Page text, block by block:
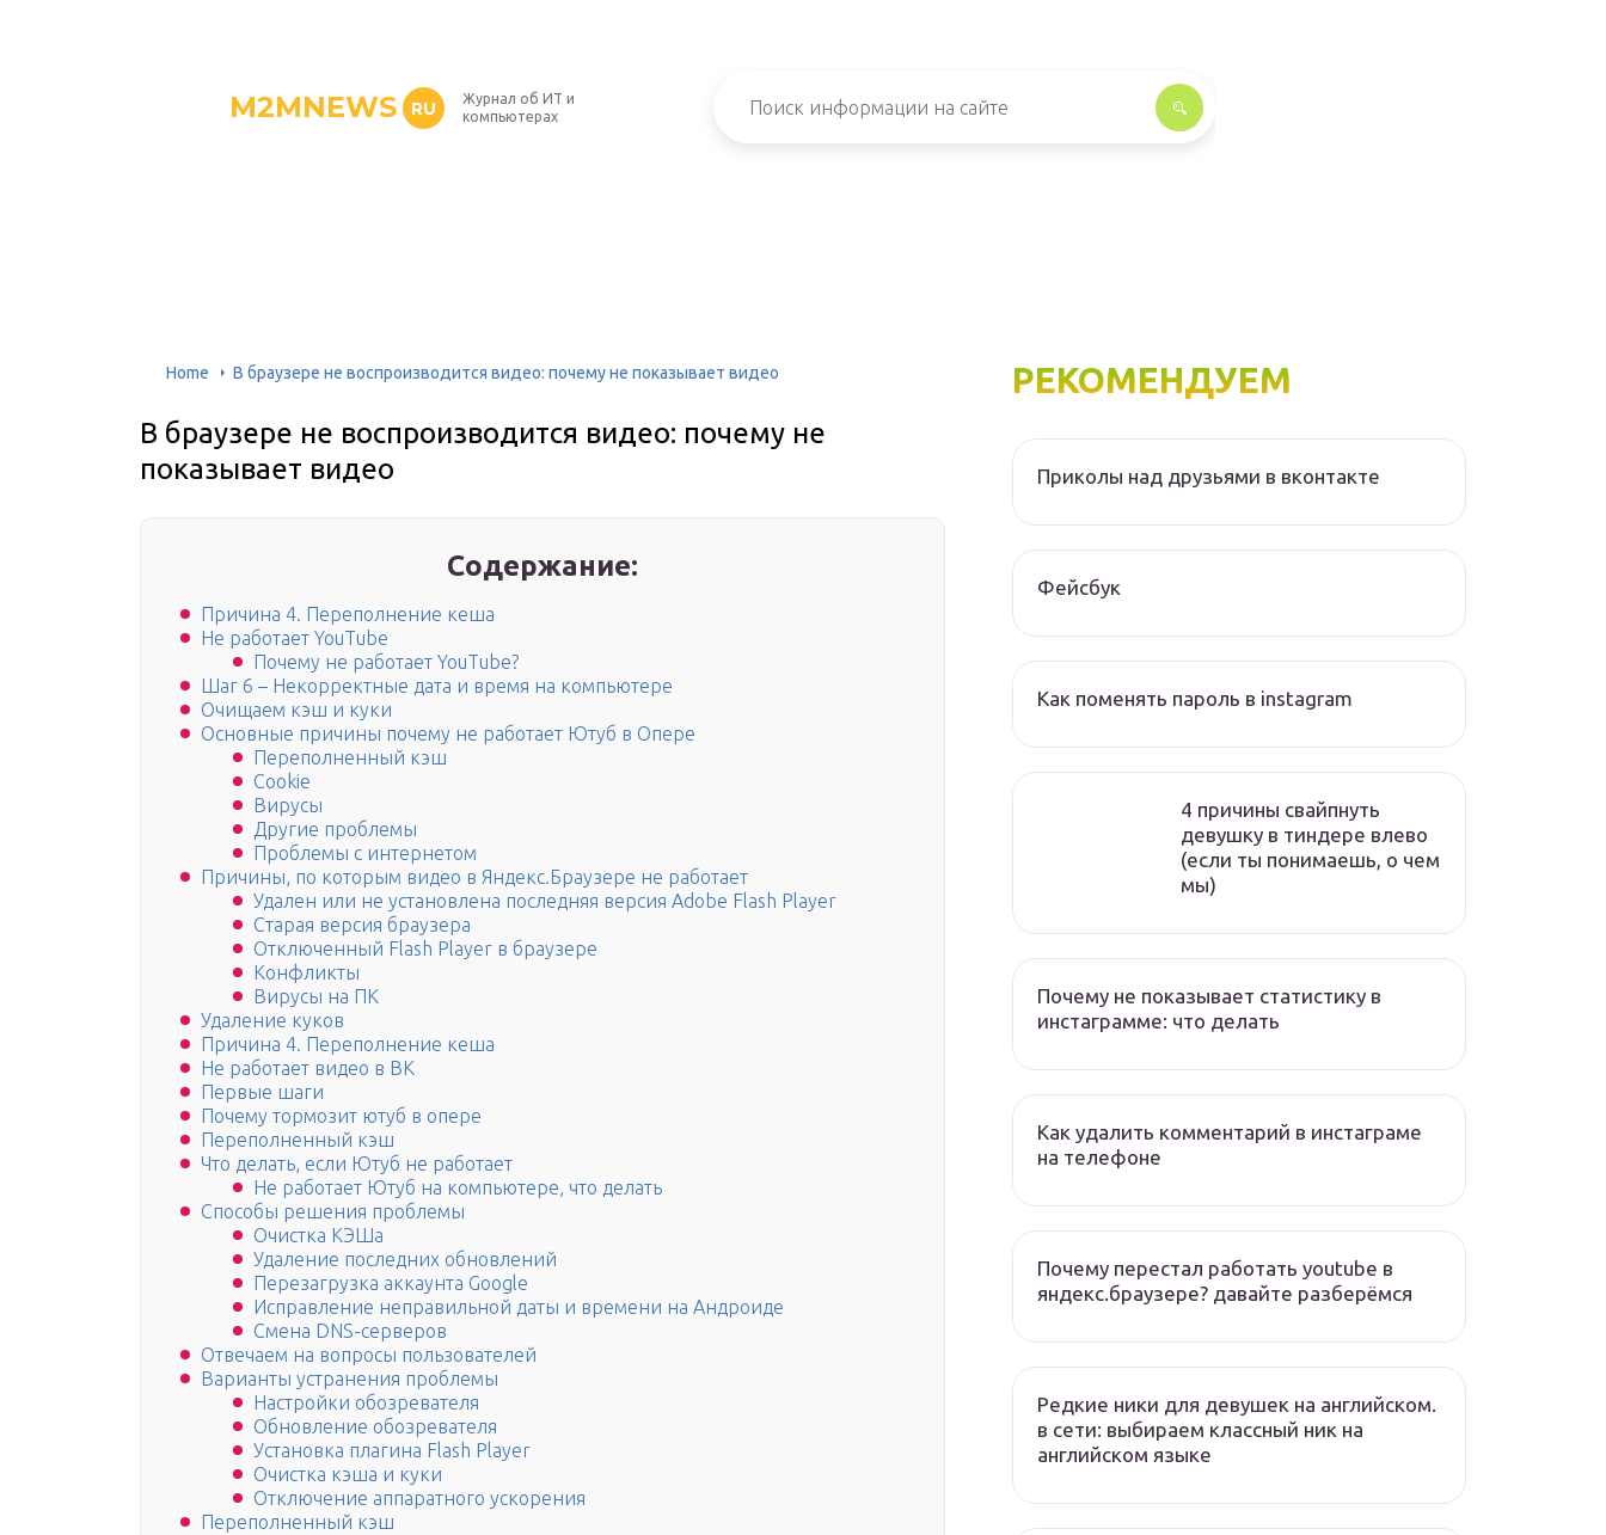
M2MNEWS RU
Журнал об ИТ и
компьютерах
Home В браузере не воспроизводится видео: почему не показывает видео
В браузере не воспроизводится видео: почему не
показывает видео
Содержание:
Причина 4. Переполнение кеша
Не работает YouTube
Почему не работает YouTube?
Шаг 6 – Некорректные дата и время на компьютере
Очищаем кэш и куки
Основные причины почему не работает Ютуб в Опере
Переполненный кэш
Cookie
Вирусы
Другие проблемы
Проблемы с интернетом
Причины, по которым видео в Яндекс.Браузере не работает
Удален или не установлена последняя версия Adobe Flash Player
Старая версия браузера
Отключенный Flash Player в браузере
Конфликты
Вирусы на ПК
Удаление куков
Причина 4. Переполнение кеша
Не работает видео в ВК
Первые шаги
Почему тормозит ютуб в опере
Переполненный кэш
Что делать, если Ютуб не работает
Не работает Ютуб на компьютере, что делать
Способы решения проблемы
Очистка КЭШа
Удаление последних обновлений
Перезагрузка аккаунта Google
Исправление неправильной даты и времени на Андроиде
Смена DNS-серверов
Отвечаем на вопросы пользователей
Варианты устранения проблемы
Настройки обозревателя
Обновление обозревателя
Установка плагина Flash Player
Очистка кэша и куки
Отключение аппаратного ускорения
Переполненный кэш
РЕКОМЕНДУЕМ
Приколы над друзьями в вконтакте
Фейсбук
Как поменять пароль в instagram
4 причины свайпнуть
девушку в тиндере влево
(если ты понимаешь, о чем
мы)
Почему не показывает статистику в
инстаграмме: что делать
Как удалить комментарий в инстаграме
на телефоне
Почему перестал работать youtube в
яндекс.браузере? давайте разберёмся
Редкие ники для девушек на английском.
в сети: выбираем классный ник на
английском языке